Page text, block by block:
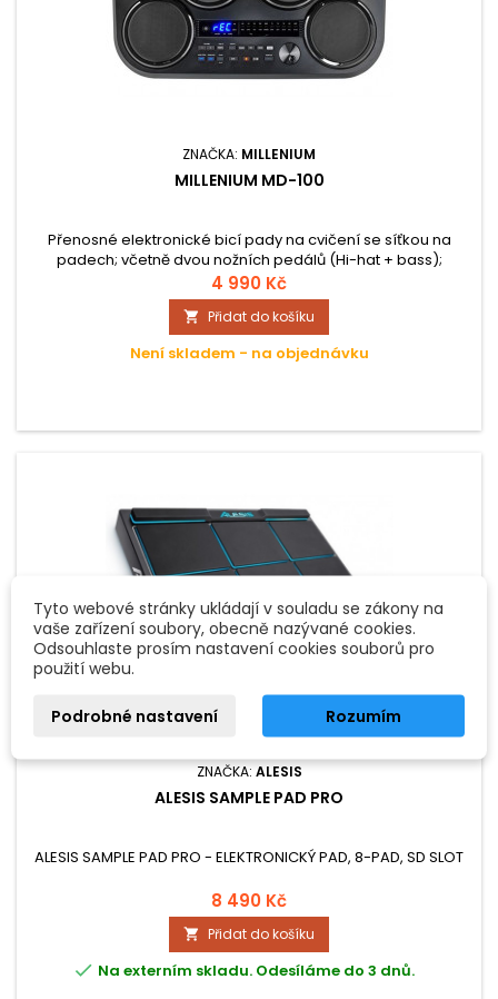
ZNAČKA: MILLENIUM
MILLENIUM MD-100
Přenosné elektronické bicí pady na cvičení se síťkou na
padech; včetně dvou nožních pedálů (Hi-hat + bass);
metronom; funkce nahrávání; pár bubenických paliček.
4 990 Kč
 Přidat do košíku
Není skladem - na objednávku
ZNAČKA: ALESIS
ALESIS SAMPLE PAD PRO
ALESIS SAMPLE PAD PRO - ELEKTRONICKÝ PAD, 8-PAD, SD SLOT
8 490 Kč
 Přidat do košíku
 Na externím skladu. Odesíláme do 3 dnů.
Tyto webové stránky ukládají v souladu se zákony na
vaše zařízení soubory, obecně nazývané cookies.
Odsouhlaste prosím nastavení cookies souborů pro
použití webu.
Podrobné nastavení Rozumím